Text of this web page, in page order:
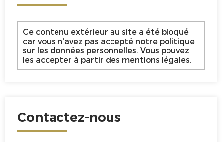
Ce contenu extérieur au site a été bloqué
car vous n'avez pas accepté notre politique
sur les données personnelles. Vous pouvez
les accepter à partir des mentions légales.
Contactez-nous